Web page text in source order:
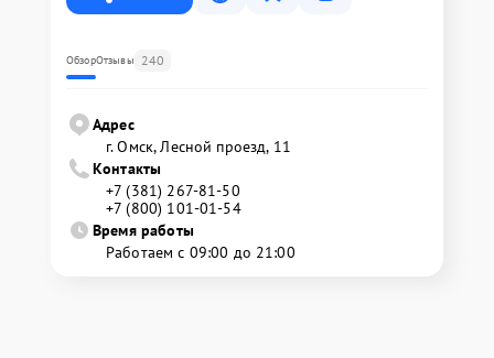
ОбзорОтзывы 240
Адрес
г. Омск, ​Лесной проезд, 11
Контакты
+7 (381) 267-81-50
+7 (800) 101-01-54
Время работы
Работаем с 09:00 до 21:00